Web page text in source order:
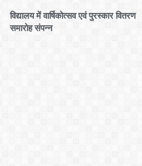
विद्यालय में वार्षिकोत्सव एवं पुरस्कार वितरण
समारोह संपन्न